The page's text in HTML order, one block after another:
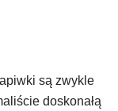
są zwykle
doskonałą